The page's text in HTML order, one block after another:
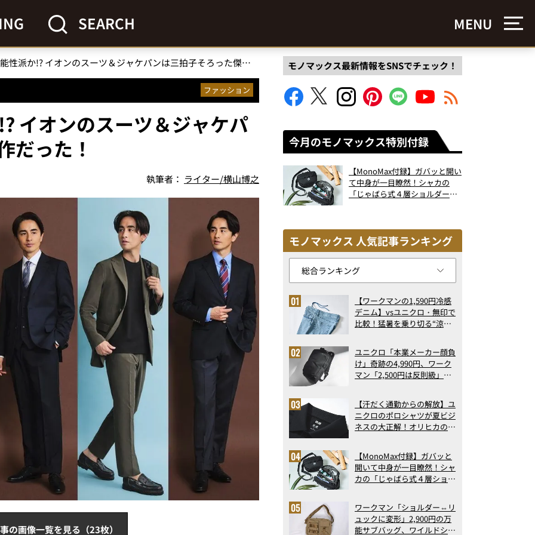
SEARCH MENU
本格派か!? 機能性派か!? イオンのスーツ＆ジャケパンは三拍子そろった傑作だった！
ファッション
イオンのスーツ＆ジャケパ
だった！
執筆者： ライター/横山博之
の画像一覧を見る（23枚）
モノマックス最新情報をSNSでチェック！
今月のモノマックス特別付録
【MonoMax付録】ガバッと開い
て中身が一目瞭然！シャカの
「じゃばら式４層ショルダーバ
モノマックス 人気記事ランキング
【ワークマンの1,590円冷感
デニム】vsユニクロ・無印で
比較！猛暑を乗り切る“涼感
で決定版
ユニクロ「本業メーカー顔負
け」奇跡の4,990円、ワーク
マン「2,500円は反則級」凄
ト3】（2026年6月版）
【汗だく通勤からの解放】ユ
ニクロのポロシャツが夏ビジ
ネスの大正解！オリヒカの透
アの実力
【MonoMax付録】ガバッと
開いて中身が一目瞭然！シャ
カの「じゃばら式４層ショル
った！
ワークマン「ショルダー⇔リ
ュックに変形」2,900円の万
能サブバッグ、ワイルドシン